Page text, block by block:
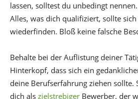
lassen, solltest du unbedingt
Alles, was dich qualifiziert, sollte
wiederfinden. Bloß keine falsche
Behalte bei der Auflistung deiner
Hinterkopf, dass sich ein
deine Berufserfahrung ziehen sollte.
dich als zielstrebiger Bewerber, der